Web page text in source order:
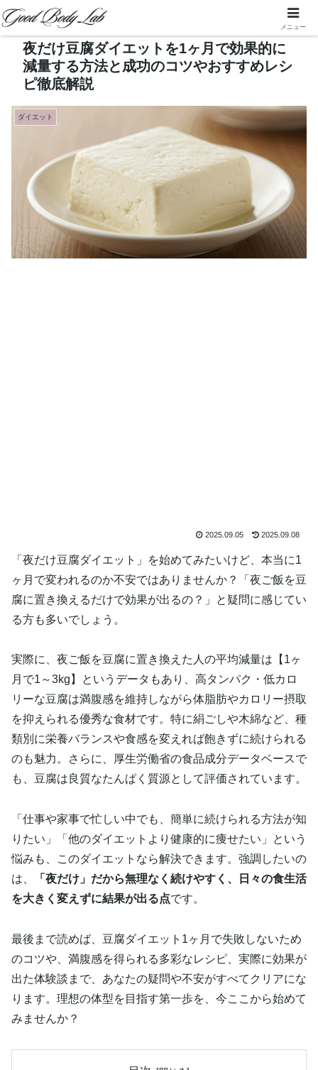
夜だけ豆腐ダイエットを1ヶ月で効果的に
減量する方法と成功のコツやおすすめレシ
ピ徹底解説
ダイエット
2025.09.05 2025.09.08
「夜だけ豆腐ダイエット」を始めてみたいけど、本当に1
ヶ月で変われるのか不安ではありませんか？「夜ご飯を豆
腐に置き換えるだけで効果が出るの？」と疑問に感じてい
る方も多いでしょう。
実際に、夜ご飯を豆腐に置き換えた人の平均減量は【1ヶ
月で1～3kg】というデータもあり、高タンパク・低カロ
リーな豆腐は満腹感を維持しながら体脂肪やカロリー摂取
を抑えられる優秀な食材です。特に絹ごしや木綿など、種
類別に栄養バランスや食感を変えれば飽きずに続けられる
のも魅力。さらに、厚生労働省の食品成分データベースで
も、豆腐は良質なたんぱく質源として評価されています。
「仕事や家事で忙しい中でも、簡単に続けられる方法が知
りたい」「他のダイエットより健康的に痩せたい」という
悩みも、このダイエットなら解決できます。強調したいの
は、
「夜だけ」だから無理なく続けやすく、日々の食生活
を大きく変えずに結果が出る点です。
最後まで読めば、豆腐ダイエット1ヶ月で失敗しないため
のコツや、満腹感を得られる多彩なレシピ、実際に効果が
出た体験談まで、あなたの疑問や不安がすべてクリアにな
ります。理想の体型を目指す第一歩を、今ここから始めて
みませんか？
メニュー